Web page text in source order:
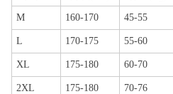
M 160-170 45-55
L 170-175 55-60
XL 175-180 60-70
2XL 175-180 70-76